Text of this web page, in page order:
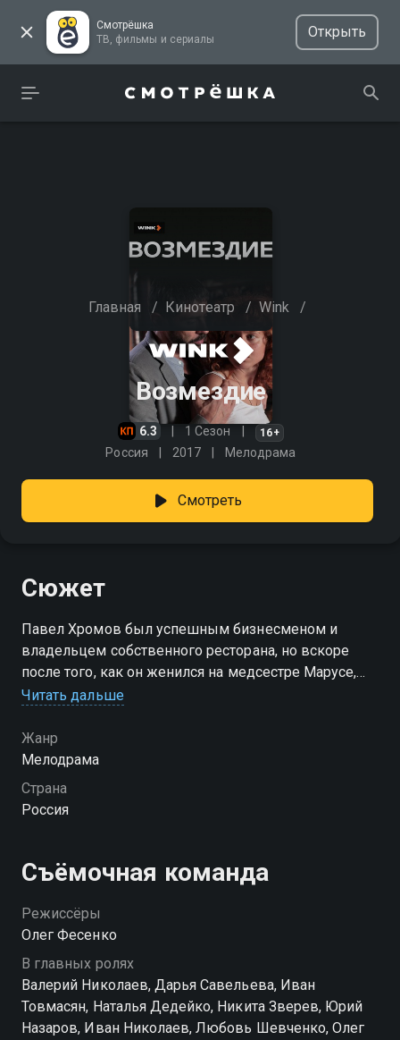
Смотрёшка
ТВ, фильмы и сериалы
Открыть
Главная / Кинотеатр / Wink /
Возмездие
6.3 1 Сезон 16+
Россия 2017 Мелодрама
Смотреть
Сюжет
Павел Хромов был успешным бизнесменом и
владельцем собственного ресторана, но вскоре
после того, как он женился на медсестре Марусе,
тщательно выстроенный бизнес начал разрушаться.
которым давно не общался, но тот неожиданно
умирает, оставив дорогой семейный дом и деньги
младшему сыну Алексею, который отказывается
помочь брату из-за старого конфликта, а затем
которой Павла сбивает машина...
Читать дальше
Жанр
Мелодрама
Страна
Россия
Съёмочная команда
Режиссёры
Олег Фесенко
В главных ролях
Валерий Николаев, Дарья Савельева, Иван
Товмасян, Наталья Дедейко, Никита Зверев, Юрий
Назаров, Иван Николаев, Любовь Шевченко, Олег